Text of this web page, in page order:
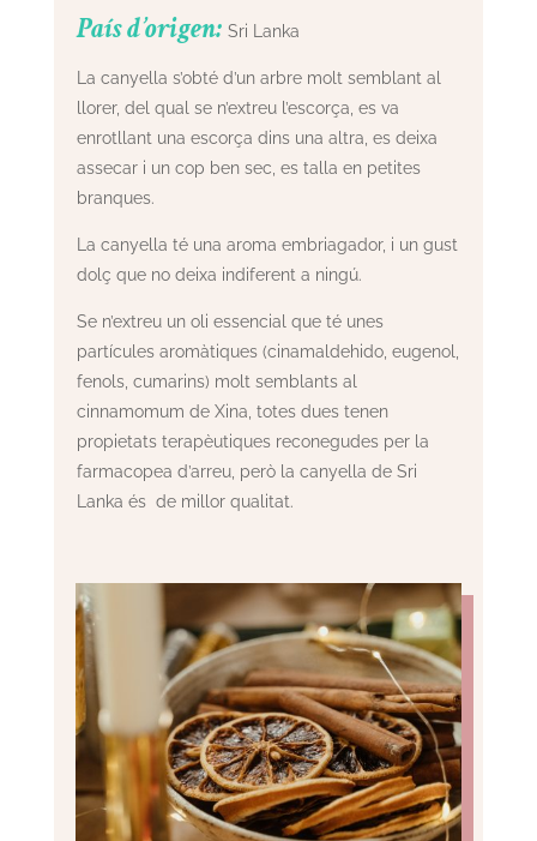
País d’origen: Sri Lanka
La canyella s’obté d’un arbre molt semblant al
llorer, del qual se n’extreu l’escorça, es va
enrotllant una escorça dins una altra, es deixa
assecar i un cop ben sec, es talla en petites
branques.
La canyella té una aroma embriagador, i un gust
dolç que no deixa indiferent a ningú.
Se n’extreu un oli essencial que té unes
partícules aromàtiques (cinamaldehido, eugenol,
fenols, cumarins) molt semblants al
cinnamomum de Xina, totes dues tenen
propietats terapèutiques reconegudes per la
farmacopea d’arreu, però la canyella de Sri
Lanka és de millor qualitat.